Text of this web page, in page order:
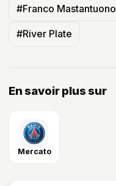
#Franco Mastantuono
#River Plate
En savoir plus sur
Mercato